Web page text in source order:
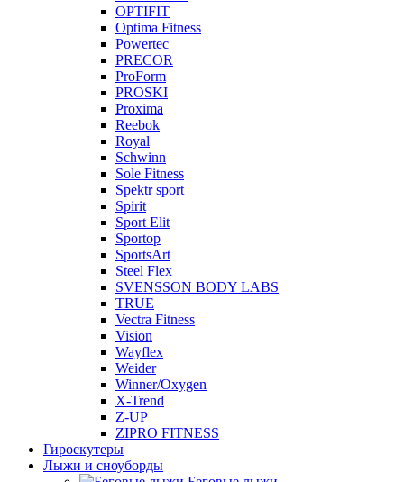
OPTIFIT
Optima Fitness
Powertec
PRECOR
ProForm
PROSKI
Proxima
Reebok
Royal
Schwinn
Sole Fitness
Spektr sport
Spirit
Sport Elit
Sportop
SportsArt
Steel Flex
SVENSSON BODY LABS
TRUE
Vectra Fitness
Vision
Wayflex
Weider
Winner/Oxygen
X-Trend
Z-UP
ZIPRO FITNESS
Гироскутеры
Лыжи и сноуборды